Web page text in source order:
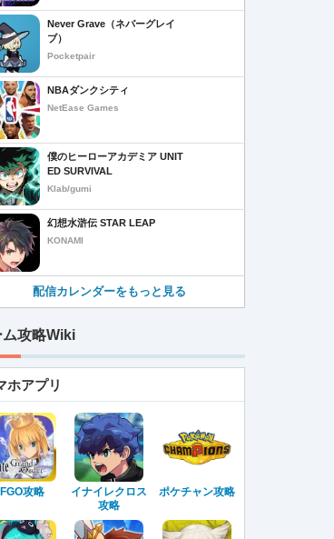
Never Grave（ネバーグレイ
ブ）
Pocketpair
NBAダンクシティ
NetEase Games
僕のヒーローアカデミア UNIT
ED SURVIVAL
Klab/gumi
幻想水滸伝 STAR LEAP
KONAMI
配信カレンダーをもっと見る
ム攻略Wiki
ホアプリ
FGO攻略
イナイレクロス
攻略
ポケチャン攻略